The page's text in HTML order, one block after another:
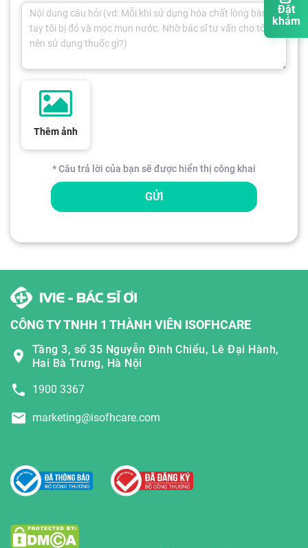
Đặt
khám
Thêm ảnh
* Câu trả lời của bạn sẽ được hiển thị công khai
GỬI
CÔNG TY TNHH 1 THÀNH VIÊN ISOFHCARE
Tầng 3, số 35 Nguyễn Đình Chiểu, Lê Đại Hành,
Hai Bà Trưng, Hà Nội
1900 3367
marketing@isofhcare.com